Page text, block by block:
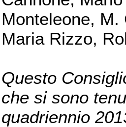
Monteleone,
Maria Rizzo,
Questo
che si sono
quadriennio